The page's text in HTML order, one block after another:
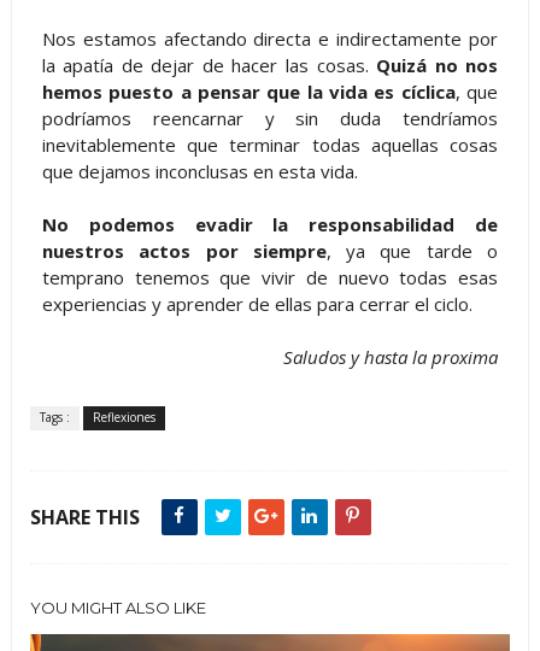
Nos estamos afectando directa e indirectamente por
la apatía de dejar de hacer las cosas. Quizá no nos
hemos puesto a pensar que la vida es cíclica, que
podríamos reencarnar y sin duda tendríamos
inevitablemente que terminar todas aquellas cosas
que dejamos inconclusas en esta vida.
No podemos evadir la responsabilidad de
nuestros actos por siempre, ya que tarde o
temprano tenemos que vivir de nuevo todas esas
experiencias y aprender de ellas para cerrar el ciclo.
Saludos y hasta la proxima
Tags : Reflexiones
SHARE THIS
YOU MIGHT ALSO LIKE